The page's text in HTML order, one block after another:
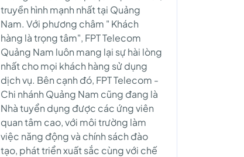
truyền hình mạnh nhất tại Quảng
Nam. Với phương châm " Khách
hàng là trọng tâm", FPT Telecom
Quảng Nam luôn mang lại sự hài lòng
nhất cho mọi khách hàng sử dụng
dịch vụ. Bên cạnh đó, FPT Telecom -
Chi nhánh Quảng Nam cũng đang là
Nhà tuyển dụng được các ứng viên
quan tâm cao, với môi trường làm
việc năng động và chính sách đào
tạo, phát triển xuất sắc cùng với chế